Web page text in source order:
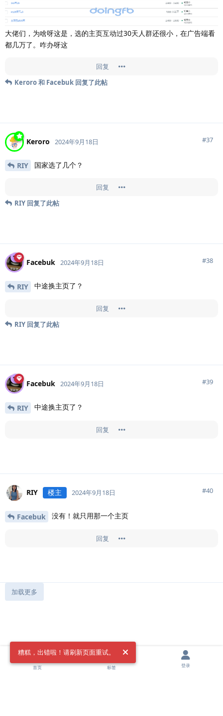
大佬们，为啥呀这是，选的主页互动过30天人群还很小，在广告端看
都几万了。咋办呀这
回复
Keroro和 Facebuk 回复了此帖
Keroro 2024年9月18日 #37
RIY 国家选了几个？
回复
RIY 回复了此帖
Facebuk 2024年9月18日 #38
RIY 中途换主页了？
回复
RIY 回复了此帖
Facebuk 2024年9月18日 #39
RIY 中途换主页了？
回复
RIY 楼主 2024年9月18日 #40
Facebuk 没有！就只用那一个主页
回复
加载更多
糟糕，出错啦！请刷新页面重试。
首页 标签 登录